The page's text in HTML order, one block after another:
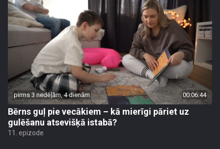
pirms 3 nedēļām, 4 dienām 00:06:44
Bērns guļ pie vecākiem – kā mierīgi pāriet uz
gulēšanu atsevišķā istabā?
11. epizode